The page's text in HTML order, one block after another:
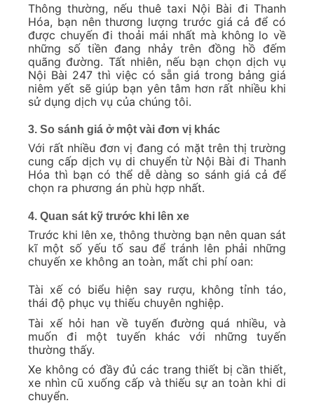
Thông thường, nếu thuê taxi Nội Bài đi Thanh
Hóa, bạn nên thương lượng trước giá cả để có
được chuyến đi thoải mái nhất mà không lo về
những số tiền đang nhảy trên đồng hồ đếm
quãng đường. Tất nhiên, nếu bạn chọn dịch vụ
Nội Bài 247 thì việc có sẵn giá trong bảng giá
niêm yết sẽ giúp bạn yên tâm hơn rất nhiều khi
sử dụng dịch vụ của chúng tôi.
3. So sánh giá ở một vài đơn vị khác
Với rất nhiều đơn vị đang có mặt trên thị trường
cung cấp dịch vụ di chuyển từ Nội Bài đi Thanh
Hóa thì bạn có thể dễ dàng so sánh giá cả để
chọn ra phương án phù hợp nhất.
4. Quan sát kỹ trước khi lên xe
Trước khi lên xe, thông thường bạn nên quan sát
kĩ một số yếu tố sau để tránh lên phải những
chuyến xe không an toàn, mất chi phí oan:
Tài xế có biểu hiện say rượu, không tỉnh táo,
thái độ phục vụ thiếu chuyên nghiệp.
Tài xế hỏi han về tuyến đường quá nhiều, và
muốn đi một tuyến khác với những tuyến
thường thấy.
Xe không có đầy đủ các trang thiết bị cần thiết,
xe nhìn cũ xuống cấp và thiếu sự an toàn khi di
chuyển.